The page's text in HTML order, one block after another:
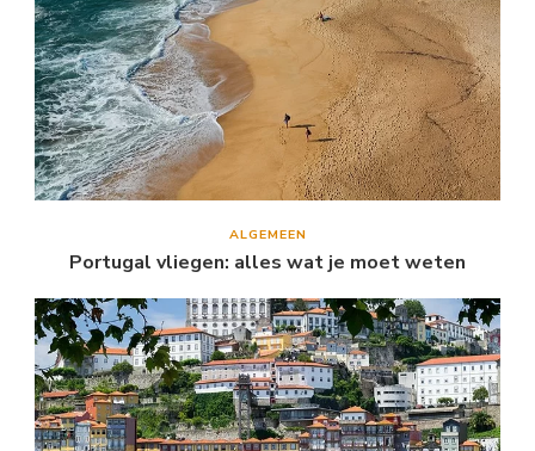
ALGEMEEN
Portugal vliegen: alles wat je moet weten